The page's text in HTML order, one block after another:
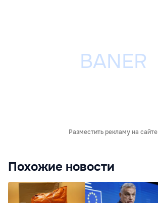
Разместить рекламу на сайте
Похожие новости